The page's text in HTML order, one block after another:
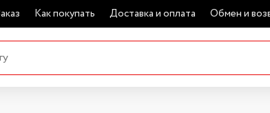
Как покупать Доставка и оплата Обмен и